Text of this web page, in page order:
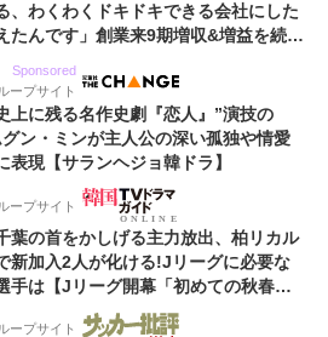
、わくわくドキドキできる会社にした
たんです」創業来9期増収&増益を続け
Sponsored
ープサイト
上に残る名作史劇『恋人』”演技の
ン・ミンが主人公の深い孤独や情愛
表現【サランヘジョ韓ドラ】
ープサイト
葉の首をかしげる主力放出、柏リカル
新加入2人が化ける!Jリーグに必要な
手は【Jリーグ開幕「初めての秋春
ープサイト